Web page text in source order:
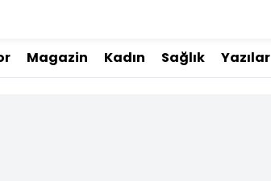
Magazin Kadın Sağlık Yazılar